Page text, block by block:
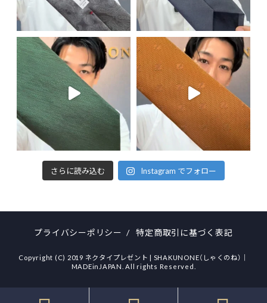
さらに読み込む Instagram でフォロー
プライバシーポリシー / 特定商取引に基づく表記
Copyright (C) 2019 ネクタイプレゼント | SHAKUNONE（しゃくのね）｜
MADEinJAPAN. All rights Reserved.